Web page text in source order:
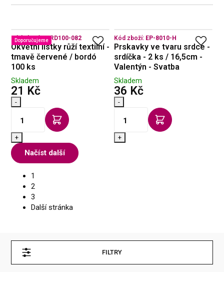
Doporučujeme
Kód zboží:PLRD100-082
Okvětní lístky růží textilní -
tmavě červené / bordó
100 ks
Skladem
21 Kčs DPH
-
+
Kód zboží: EP-8010-H
Prskavky ve tvaru srdce -
srdíčka - 2 ks / 16,5cm -
Valentýn - Svatba
Skladem
36 Kčs DPH
-
+
Načíst další
1
2
3
Další stránka
FILTRY